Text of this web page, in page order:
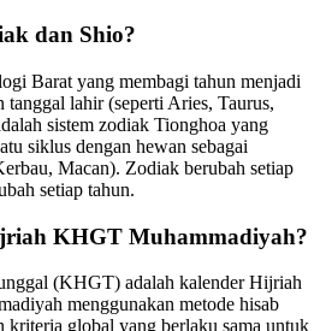
dan Shio?
Barat yang membagi tahun menjadi
tanggal lahir (seperti Aries, Taurus,
sistem zodiak Tionghoa yang
siklus dengan hewan sebagai
Macan). Zodiak berubah setiap
setiap tahun.
KHGT Muhammadiyah?
(KHGT) adalah kalender Hijriah
menggunakan metode hisab
kriteria global yang berlaku sama untuk